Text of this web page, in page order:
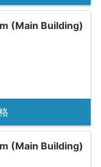
(Main Building)
(Main Building)